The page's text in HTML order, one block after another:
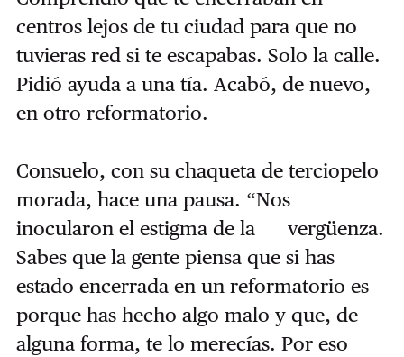
centros lejos de tu ciudad para que no
tuvieras red si te escapabas. Solo la calle.
Pidió ayuda a una tía. Acabó, de nuevo,
en otro reformatorio.
Consuelo, con su chaqueta de terciopelo
morada, hace una pausa. “Nos
inocularon el estigma de la vergüenza.
Sabes que la gente piensa que si has
estado encerrada en un reformatorio es
porque has hecho algo malo y que, de
alguna forma, te lo merecías. Por eso